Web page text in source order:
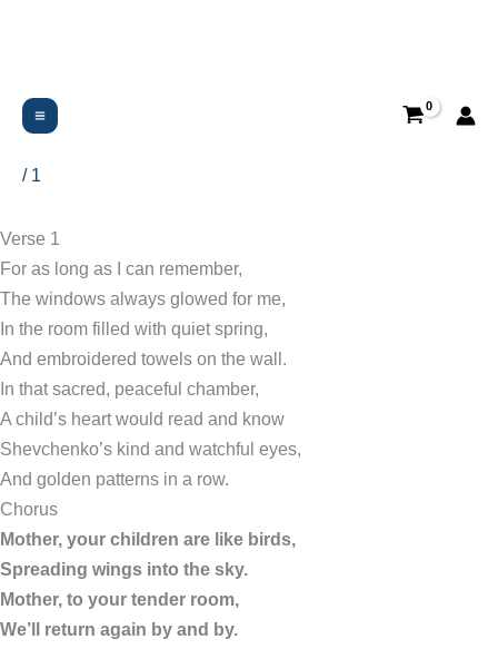
Mother your children are like
birds
/ 1
Verse 1
For as long as I can remember,
The windows always glowed for me,
In the room filled with quiet spring,
And embroidered towels on the wall.
In that sacred, peaceful chamber,
A child’s heart would read and know
Shevchenko’s kind and watchful eyes,
And golden patterns in a row.
Chorus
Mother, your children are like birds,
Spreading wings into the sky.
Mother, to your tender room,
We’ll return again by and by.